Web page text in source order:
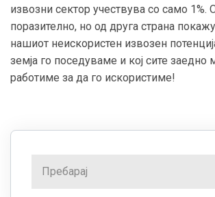
извозни сектор учествува со само 1%.
поразително, но од друга страна
нашиот неискористен извозен
земја го поседуваме и кој сите заедно
работиме за да го искористиме!